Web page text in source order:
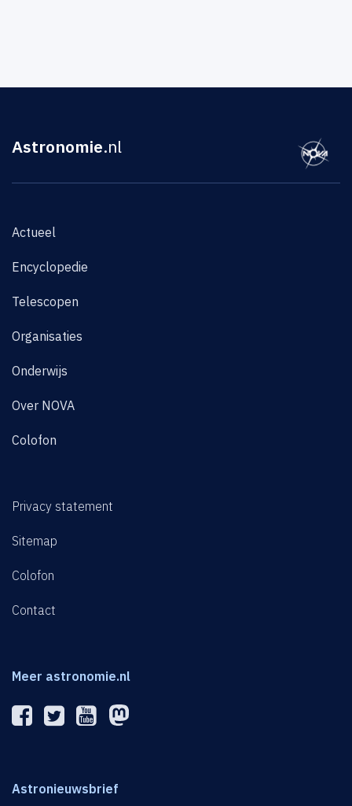
Astronomie.nl
Actueel
Encyclopedie
Telescopen
Organisaties
Onderwijs
Over NOVA
Colofon
Privacy statement
Sitemap
Colofon
Contact
Meer astronomie.nl
Astronieuwsbrief